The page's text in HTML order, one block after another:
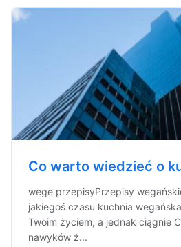
Co warto wiedzieć o
wege przepisyPrzepisy
jakiegoś czasu kuchnia wegańska
Twoim życiem, a jednak ciągnie
nawyków ż...